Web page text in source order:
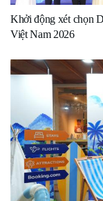
Khởi động xét chọn
Việt Nam 2026